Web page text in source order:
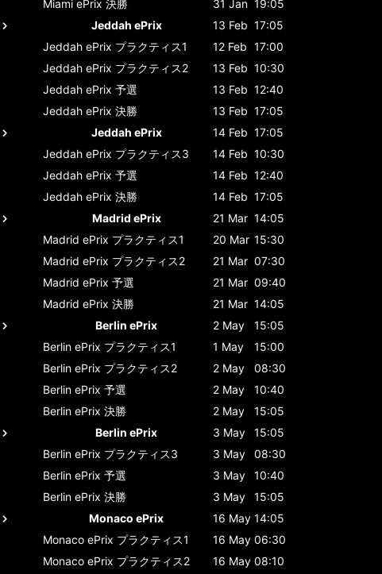
Miami ePrix 決勝 31 Jan 19:05
Jeddah ePrix
13 Feb 17:05
Jeddah ePrix プラクティス1 12 Feb 17:00
Jeddah ePrix プラクティス2 13 Feb 10:30
Jeddah ePrix 予選 13 Feb 12:40
Jeddah ePrix 決勝 13 Feb 17:05
Jeddah ePrix
14 Feb 17:05
Jeddah ePrix プラクティス3 14 Feb 10:30
Jeddah ePrix 予選 14 Feb 12:40
Jeddah ePrix 決勝 14 Feb 17:05
Madrid ePrix
21 Mar 14:05
Madrid ePrix プラクティス1 20 Mar 15:30
Madrid ePrix プラクティス2 21 Mar 07:30
Madrid ePrix 予選 21 Mar 09:40
Madrid ePrix 決勝 21 Mar 14:05
Berlin ePrix
2 May
15:05
Berlin ePrix プラクティス1 1 May
15:00
Berlin ePrix プラクティス2 2 May
08:30
Berlin ePrix 予選 2 May
10:40
Berlin ePrix 決勝 2 May
15:05
Berlin ePrix
3 May
15:05
Berlin ePrix プラクティス3 3 May
08:30
Berlin ePrix 予選 3 May
10:40
Berlin ePrix 決勝 3 May
15:05
Monaco ePrix
16 May 14:05
Monaco ePrix プラクティス1 16 May 06:30
Monaco ePrix プラクティス2 16 May 08:10